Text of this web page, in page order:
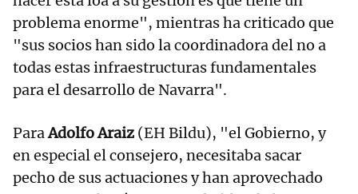
problema enorme", mientras ha criticado que
"sus socios han sido la coordinadora del no a
todas estas infraestructuras fundamentales
para el desarrollo de Navarra".
ParaAdolfo Araiz (EH Bildu), "el Gobierno, y
en especial el consejero, necesitaba sacar
pecho de sus actuaciones y han aprovechado